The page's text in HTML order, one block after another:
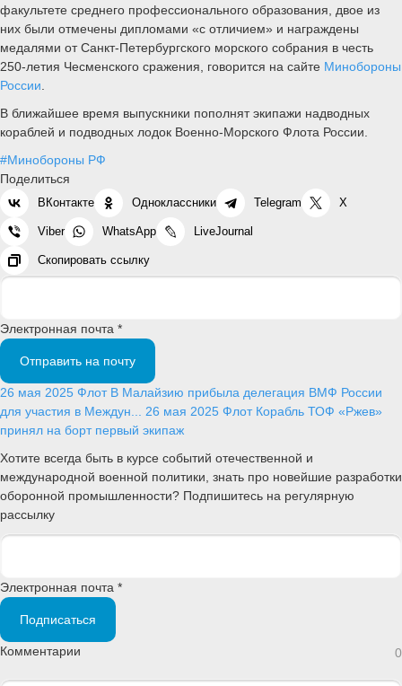
факультете среднего профессионального образования, двое из
них были отмечены дипломами «с отличием» и награждены
медалями от Санкт-Петербургского морского собрания в честь
250-летия Чесменского сражения, говорится на сайте Минобороны
России.
В ближайшее время выпускники пополнят экипажи надводных
кораблей и подводных лодок Военно-Морского Флота России.
#Минобороны РФ
Поделиться
ВКонтакте Одноклассники Telegram X
Viber WhatsApp LiveJournal
Скопировать ссылку
Электронная почта *
Отправить на почту
26 мая 2025 Флот В Малайзию прибыла делегация ВМФ России
для участия в Междун... 26 мая 2025 Флот Корабль ТОФ «Ржев»
принял на борт первый экипаж
Хотите всегда быть в курсе событий отечественной и
международной военной политики, знать про новейшие разработки
оборонной промышленности? Подпишитесь на регулярную
рассылку
Электронная почта *
Подписаться
Комментарии 0